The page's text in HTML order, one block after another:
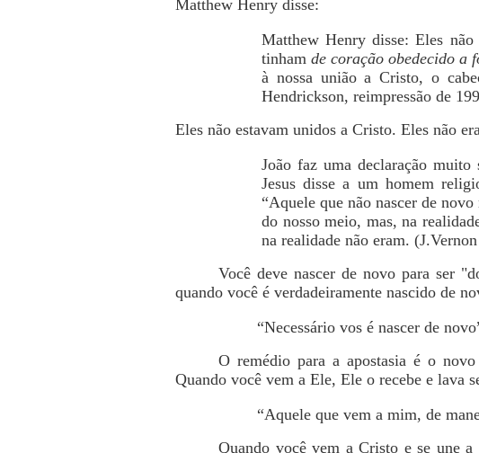
Matthew Henry disse:
Matthew Henry disse: Eles
tinham de coração obedecido a
à nossa união a Cristo, o
Hendrickson, reimpressão de
Eles não estavam unidos a Cristo. Eles não
João faz uma declaração
Jesus disse a um homem
“Aquele que não nascer de
do nosso meio, mas, na
na realidade não eram.
Você deve nascer de novo para ser
quando você é verdadeiramente nascido de
“Necessário vos é nascer de
O remédio para a apostasia é o
Quando você vem a Ele, Ele o recebe e lava
“Aquele que vem a mim, de
Quando você vem a Cristo e se une a